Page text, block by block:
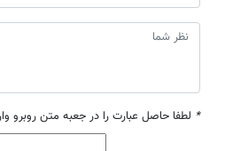
* لطفا حاصل عبارت را در جعبه متن روبرو